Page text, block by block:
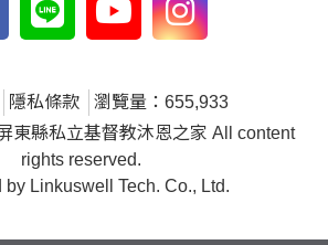
隱私條款
瀏覽量：655,933
東縣私立基督教沐恩之家 All content
rights reserved.
by Linkuswell Tech. Co., Ltd.